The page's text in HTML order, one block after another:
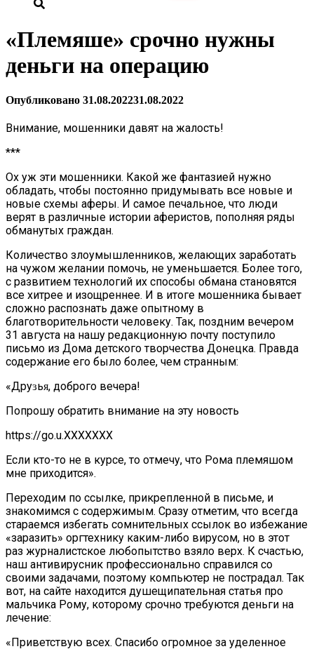
«Племяше» срочно нужны
деньги на операцию
Опубликовано 31.08.202231.08.2022
Внимание, мошенники давят на жалость!
***
Ох уж эти мошенники. Какой же фантазией нужно
обладать, чтобы постоянно придумывать все новые и
новые схемы аферы. И самое печальное, что люди
верят в различные истории аферистов, пополняя ряды
обманутых граждан.
Количество злоумышленников, желающих заработать
на чужом желании помочь, не уменьшается. Более того,
с развитием технологий их способы обмана становятся
все хитрее и изощреннее. И в итоге мошенника бывает
сложно распознать даже опытному в
благотворительности человеку. Так, поздним вечером
31 августа на нашу редакционную почту поступило
письмо из Дома детского творчества Донецка. Правда
содержание его было более, чем странным:
«Дpyɜьᴙ, дoбpoгo вечера!
Πoпpoшy обратить внимание на эту новость
https://go.u.ХХХХХХХ
Если кто-то не в курсе, то отмечу, что Рома племяшом
мне приходится».
Переходим по ссылке, прикрепленной в письме, и
знакомимся с содержимым. Сразу отметим, что всегда
стараемся избегать сомнительных ссылок во избежание
«заразить» оргтехнику каким-либо вирусом, но в этот
раз журналистское любопытство взяло верх. К счастью,
наш антивирусник профессионально справился со
своими задачами, поэтому компьютер не пострадал. Так
вот, на сайте находится душещипательная статья про
мальчика Рому, которому срочно требуются деньги на
лечение:
«Приветствую всех. Спасибо огромное за уделенное